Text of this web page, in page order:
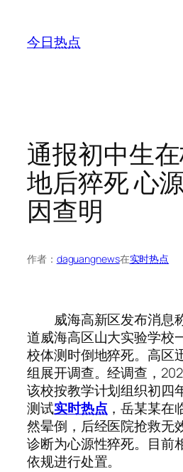
今日热点
通报初中生
地后猝死 心
因查明
作者： daguangnews在实时热点
威海高新区发布消息
道威海高区山大实验学校
校体测时倒地猝死。高区
组展开调查。经调查，
该校按教学计划组织初四
测试实时热点 ，岳某某在
然晕倒，后经医院抢救无
诊断为心源性猝死。目前
依规进行处置。